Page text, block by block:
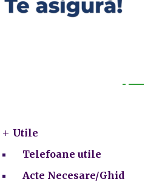
Utile
Telefoane utile
Acte Necesare/Ghid